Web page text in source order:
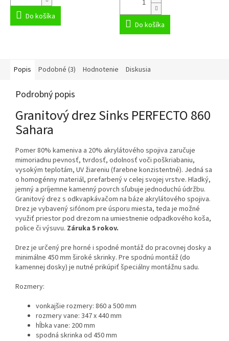
z
hviezdičiek.
Do košíka
Do košíka
Popis Podobné (3) Hodnotenie Diskusia
Podrobný popis
Granitový drez Sinks PERFECTO 860
Sahara
Pomer 80% kameniva a 20% akrylátového spojiva zaručuje
mimoriadnu pevnosť, tvrdosť, odolnosť voči poškriabaniu,
vysokým teplotám, UV žiareniu (farebne konzistentné). Jedná sa
o homogénny materiál, prefarbený v celej svojej vrstve. Hladký,
jemný a príjemne kamenný povrch sľubuje jednoduchú údržbu.
Granitový drez s odkvapkávačom na báze akrylátového spojiva.
Drez je vybavený sifónom pre úsporu miesta, teda je možné
využiť priestor pod drezom na umiestnenie odpadkového koša,
police či výsuvu. Záruka 5 rokov.
Drez je určený pre horné i spodné montáž do pracovnej dosky a
minimálne 450 mm široké skrinky. Pre spodnú montáž (do
kamennej dosky) je nutné prikúpiť špeciálny montážnu sadu.
Rozmery:
vonkajšie rozmery: 860 a 500 mm
rozmery vane: 347 x 440 mm
hĺbka vane: 200 mm
spodná skrinka od 450 mm